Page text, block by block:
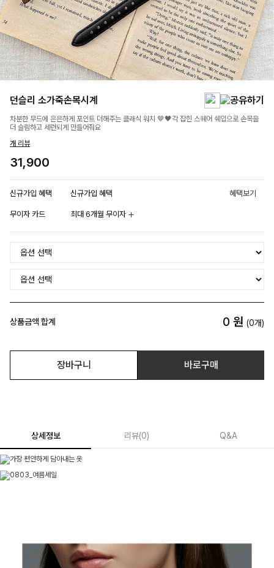
던슬리 소가죽손목시계
차분한 무드에 은은하게 포인트 더해주는 클래식 워치 🤎🖤각 잡힌 스퀘어 쉐입으로 손목을
더 슬림하고 세련되게 만들어줘요
개 리뷰
31,900
신규가입 혜택 신규가입 혜택 혜택보기
무이자 카드 최대 6개월 무이자
상품금액 합계 0 원 (0개)
장바구니 바로구매
상세정보 리뷰(0) Q&A